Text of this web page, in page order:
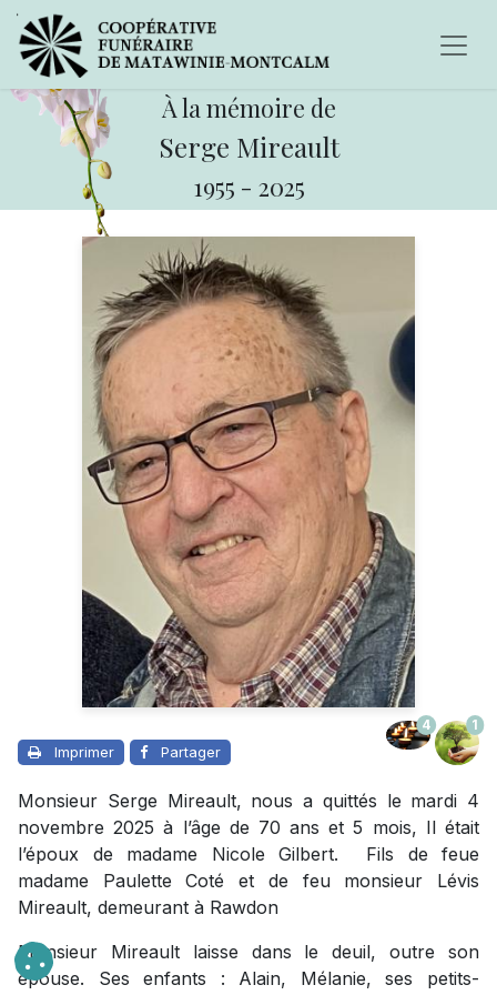
À la mémoire de
Serge Mireault
1955 - 2025
Imprimer Partager
4 1
Monsieur Serge Mireault, nous a quittés le mardi 4
novembre 2025 à l’âge de 70 ans et 5 mois, Il était
l’époux de madame Nicole Gilbert. Fils de feue
madame Paulette Coté et de feu monsieur Lévis
Mireault, demeurant à Rawdon
Monsieur Mireault laisse dans le deuil, outre son
épouse. Ses enfants : Alain, Mélanie, ses petits-